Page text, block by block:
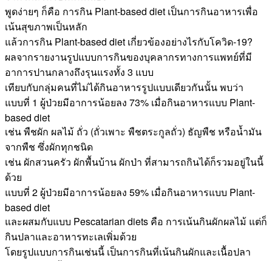
พูดง่ายๆ ก็คือ การกิน Plant-based diet เป็นการกินอาหารเพื่อ
เน้นสุขภาพเป็นหลัก
แล้วการกิน Plant-based diet เกี่ยวข้องอย่างไรกับโควิด-19?
ผลจากรายงานรูปแบบการกินของบุคลากรทางการแพทย์ที่มี
อาการปานกลางถึงรุนแรงทั้ง 3 แบบ
เทียบกับกลุ่มคนที่ไม่ได้กินอาหารรูปแบบเดียวกันนั้น พบว่า
แบบที่ 1 ผู้ป่วยมีอาการน้อยลง 73% เมื่อกินอาหารแบบ Plant-
based diet
เช่น พืชผัก ผลไม้ ถั่ว (ถั่วเพาะ พืชตระกูลถั่ว) ธัญพืช หรือน้ำมัน
จากพืช ซึ่งผักทุกชนิด
เช่น ผักสวนครัว ผักพื้นบ้าน ผักป่า ที่สามารถกินได้ก็รวมอยู่ในนี้
ด้วย
แบบที่ 2 ผู้ป่วยมีอาการน้อยลง 59% เมื่อกินอาหารแบบ Plant-
based diet
และผสมกับแบบ Pescatarian diets คือ การเน้นกินผักผลไม้ แต่ก็
กินปลาและอาหารทะเลเพิ่มด้วย
โดยรูปแบบการกินเช่นนี้ เป็นการกินที่เน้นกินผักและเนื้อปลา